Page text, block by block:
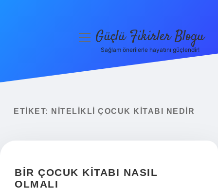
Yasal Uyarı
menüyüGüçlü Fikirler Blogu
Sağlam önerilerle hayatını güçlendir!
ETIKET: NITELIKLI ÇOCUK KITABI NEDIR
BIR ÇOCUK KITABI NASIL
OLMALI